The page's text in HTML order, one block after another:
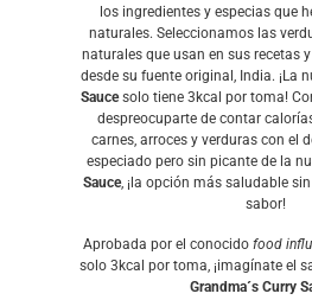
los ingredientes y especias que
naturales. Seleccionamos las
naturales que usan en sus recetas
desde su fuente original, India. ¡La
Saucesolo tiene 3kcal por toma!
despreocuparte de contar
carnes, arroces y verduras con el
especiado pero sin picante de la
Sauce, ¡la opción más saludable
sabor!
Aprobada por el conocido food
solo 3kcal por toma, ¡imagínate el
Grandma´s Curry